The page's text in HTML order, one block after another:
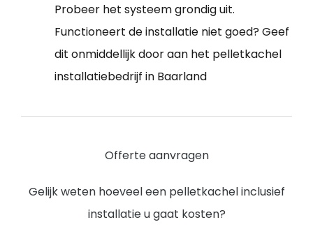
Probeer het systeem grondig uit.
Functioneert de installatie niet goed? Geef
dit onmiddellijk door aan het pelletkachel
installatiebedrijf in Baarland
Offerte aanvragen
Gelijk weten hoeveel een pelletkachel inclusief
installatie u gaat kosten?